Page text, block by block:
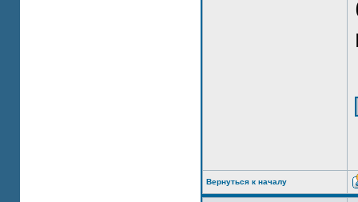
Вернуться к началу